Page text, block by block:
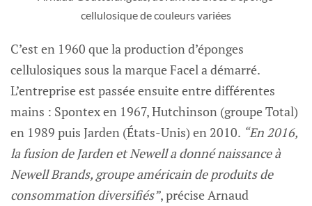
cellulosique de couleurs variées
C’est en 1960 que la production d’éponges
cellulosiques sous la marque Facel a démarré.
L’entreprise est passée ensuite entre différentes
mains : Spontex en 1967, Hutchinson (groupe Total)
en 1989 puis Jarden (États-Unis) en 2010. “En 2016,
la fusion de Jarden et Newell a donné naissance à
Newell Brands, groupe américain de produits de
consommation diversifiés”, précise Arnaud